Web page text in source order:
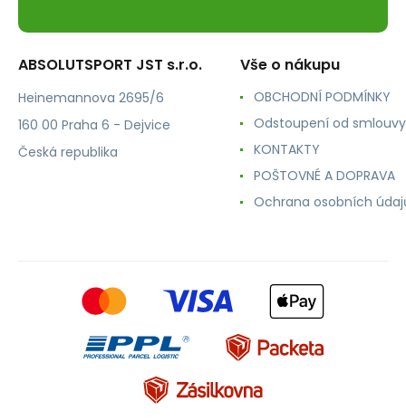
ABSOLUTSPORT JST s.r.o.
Heinemannova 2695/6
160 00 Praha 6 - Dejvice
Česká republika
Vše o nákupu
OBCHODNÍ PODMÍNKY
Odstoupení od smlouvy
KONTAKTY
POŠTOVNÉ A DOPRAVA
Ochrana osobních